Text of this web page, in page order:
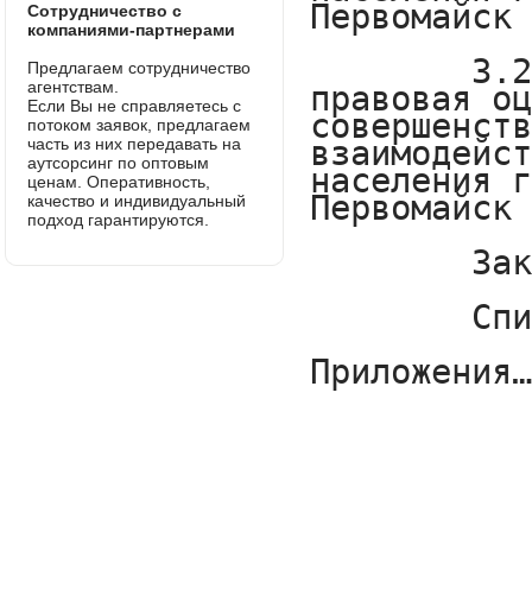
Сотрудничество с
компаниями-партнерами
Предлагаем сотрудничество
агентствам.
Если Вы не справляетесь с
потоком заявок, предлагаем
часть из них передавать на
аутсорсинг по оптовым
ценам. Оперативность,
качество и индивидуальный
подход гарантируются.